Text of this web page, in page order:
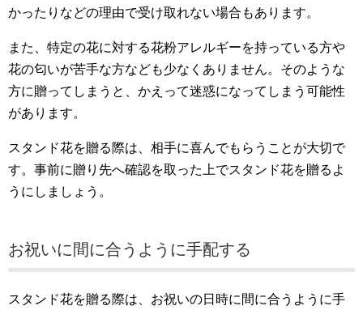
かったりなどの理由で受け取れない場合もあります。
また、特定の花に対する花粉アレルギーを持っている方や
花の匂いが苦手な方なども少なくありません。そのような
方に贈ってしまうと、かえって迷惑になってしまう可能性
があります。
スタンド花を贈る際は、相手に喜んでもらうことが大切で
す。事前に贈り先へ確認を取った上でスタンド花を贈るよ
うにしましょう。
お祝いに間に合うように手配する
スタンド花を贈る際は、お祝いの日時に間に合うように手